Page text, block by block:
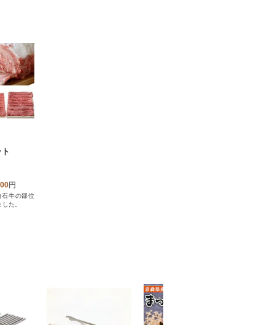
円
牛の部位
た。